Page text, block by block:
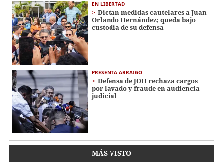
EN LIBERTAD
Dictan medidas cautelares a Juan
Orlando Hernández; queda bajo
custodia de su defensa
PRESENTA ARRAIGO
Defensa de JOH rechaza cargos
por lavado y fraude en audiencia
judicial
MÁS VISTO